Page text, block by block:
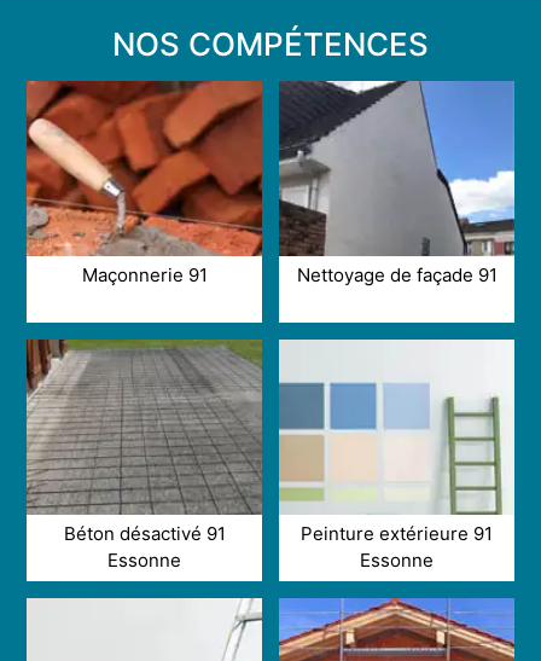
NOS COMPÉTENCES
Maçonnerie 91 Nettoyage de façade 91
Béton désactivé 91
Essonne
Peinture extérieure 91
Essonne